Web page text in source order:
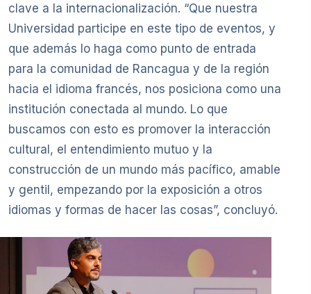
clave a la internacionalización. “Que nuestra
Universidad participe en este tipo de eventos, y
que además lo haga como punto de entrada
para la comunidad de Rancagua y de la región
hacia el idioma francés, nos posiciona como una
institución conectada al mundo. Lo que
buscamos con esto es promover la interacción
cultural, el entendimiento mutuo y la
construcción de un mundo más pacífico, amable
y gentil, empezando por la exposición a otros
idiomas y formas de hacer las cosas”, concluyó.